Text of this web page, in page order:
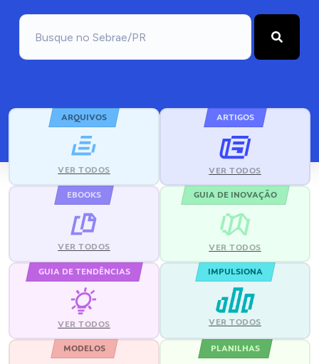
ARQUIVOS
VER TODOS
ARTIGOS
VER TODOS
EBOOKS
VER TODOS
GUIA DE INOVAÇÃO
VER TODOS
GUIA DE TENDÊNCIAS
VER TODOS
IMPULSIONA
VER TODOS
MODELOS PLANILHAS